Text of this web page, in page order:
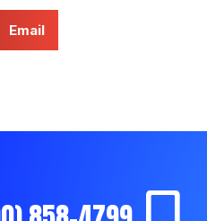
Email